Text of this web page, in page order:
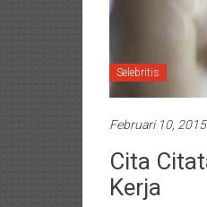
Selebritis
Februari 10, 2015
Cita
Kerja